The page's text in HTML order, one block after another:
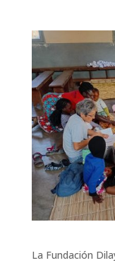
La Fundación